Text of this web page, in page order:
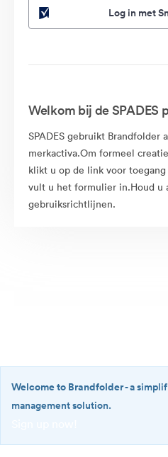
Log in met
Welkom bij de SPADES
SPADES gebruikt
merkactiva.Om formeel
klikt u op de link voor
vult u het formulier in.Houd u
gebruiksrichtlijnen.
·
Welcome to Brandfolder- a
management solution.